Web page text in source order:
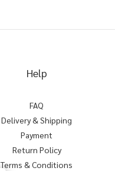
Help
FAQ
Delivery & Shipping
Payment
Return Policy
Terms & Conditions